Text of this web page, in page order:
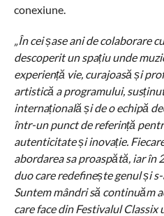
conexiune.
„În cei șase ani de colaborare
descoperit un spațiu unde
experiență vie, curajoasă și
artistică a programului,
internațională și de o echipă
într-un punct de referință
autenticitate și inovație.
abordarea sa proaspătă, iar în
duo care redefinește genul și
Suntem mândri să continuăm
care face din Festivalul Classix